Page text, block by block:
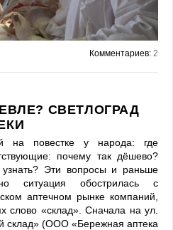
Комментариев: 2
СВЕТЛОГРАД
на повестке у народа: где
почему так дёшево?
Эти вопросы и раньше
ситуация обострилась с
аптечном рынке компаний,
слово «склад». Сначала на ул.
склад» (ООО «Бережная аптека